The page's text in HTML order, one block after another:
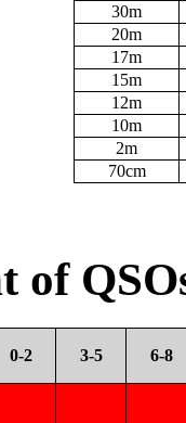
30m
20m
17m
15m
12m
10m
2m
70cm
of
0-2 3-5 6-8